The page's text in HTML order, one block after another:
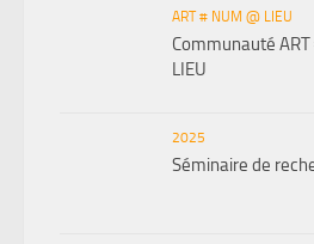
ART # NUM @ LIEU
Communauté
LIEU
2025
Séminaire de